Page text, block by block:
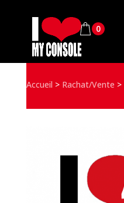
0
Accueil > Rachat/Vente >